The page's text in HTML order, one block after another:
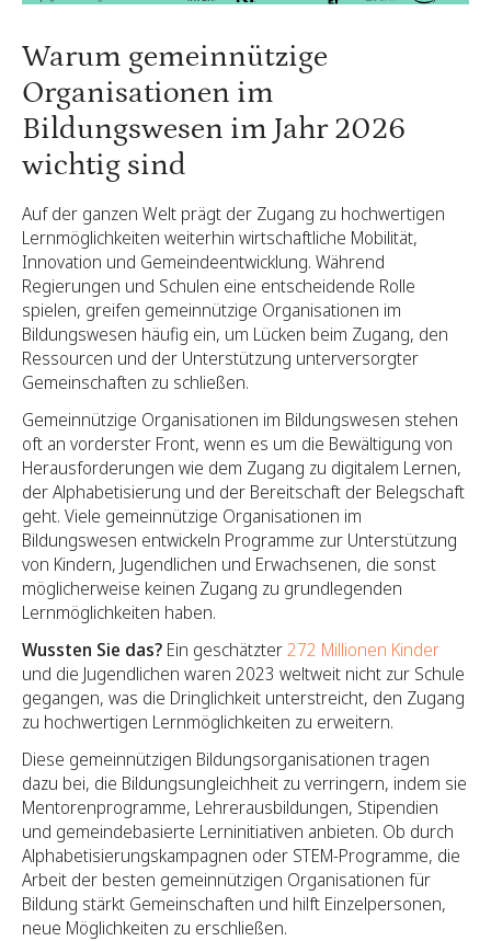
Warum gemeinnützige
Organisationen im
Bildungswesen im Jahr 2026
wichtig sind
Auf der ganzen Welt prägt der Zugang zu hochwertigen
Lernmöglichkeiten weiterhin wirtschaftliche Mobilität,
Innovation und Gemeindeentwicklung. Während
Regierungen und Schulen eine entscheidende Rolle
spielen, greifen gemeinnützige Organisationen im
Bildungswesen häufig ein, um Lücken beim Zugang, den
Ressourcen und der Unterstützung unterversorgter
Gemeinschaften zu schließen.
Gemeinnützige Organisationen im Bildungswesen stehen
oft an vorderster Front, wenn es um die Bewältigung von
Herausforderungen wie dem Zugang zu digitalem Lernen,
der Alphabetisierung und der Bereitschaft der Belegschaft
geht. Viele gemeinnützige Organisationen im
Bildungswesen entwickeln Programme zur Unterstützung
von Kindern, Jugendlichen und Erwachsenen, die sonst
möglicherweise keinen Zugang zu grundlegenden
Lernmöglichkeiten haben.
Wussten Sie das? Ein geschätzter272 Millionen Kinder
und die Jugendlichen waren 2023 weltweit nicht zur Schule
gegangen, was die Dringlichkeit unterstreicht, den Zugang
zu hochwertigen Lernmöglichkeiten zu erweitern.
Diese gemeinnützigen Bildungsorganisationen tragen
dazu bei, die Bildungsungleichheit zu verringern, indem sie
Mentorenprogramme, Lehrerausbildungen, Stipendien
und gemeindebasierte Lerninitiativen anbieten. Ob durch
Alphabetisierungskampagnen oder STEM-Programme, die
Arbeit der besten gemeinnützigen Organisationen für
Bildung stärkt Gemeinschaften und hilft Einzelpersonen,
neue Möglichkeiten zu erschließen.